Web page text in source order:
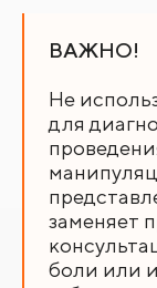
ВАЖНО!
Не
для
заменяет
боли или